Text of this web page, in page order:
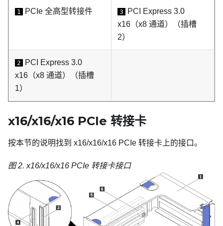
1 PCIe 全高型转接件 3
PCI Express 3.0
x16（x8 通道）
（插槽
2）
2
PCI Express 3.0
x16（x8 通道）
（插槽
1）
x16/x16/x16 PCIe 转接卡
按本节的说明找到 x16/x16/x16 PCIe 转接卡上的接口。
图 2. x16/x16/x16 PCIe 转接卡接口